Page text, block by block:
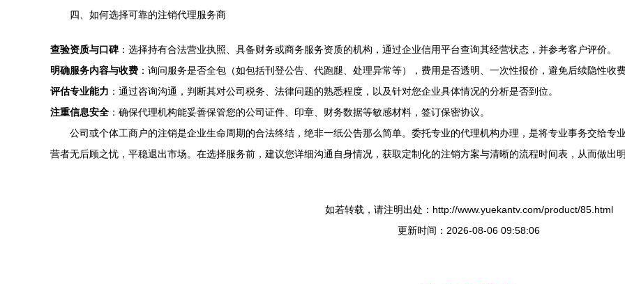
四、如何选择可靠的注销代理服务商
查验资质与口碑 ：选择持有合法营业执照、具备财务或商务服务资质的机构，通过企业信用平台查询其经营状态，并参考客户评价。
明确服务内容与收费 ：询问服务是否全包（如包括刊登公告、代跑腿、处理异常等），费用是否透明、一次性报价，避免后续隐性收费
评估专业能力 ：通过咨询沟通，判断其对公司税务、法律问题的熟悉程度，以及针对您企业具体情况的分析是否到位。
注重信息安全 ：确保代理机构能妥善保管您的公司证件、印章、财务数据等敏感材料，签订保密协议。
公司或个体工商户的注销是企业生命周期的合法终结，绝非一纸公告那么简单。委托专业的代理机构办理，是将专业事务交给专
营者无后顾之忧，平稳退出市场。在选择服务前，建议您详细沟通自身情况，获取定制化的注销方案与清晰的流程时间表，从而做出明
如若转载，请注明出处：http://www.yuekantv.com/product/85.html
更新时间：2026-08-06 09:58:06